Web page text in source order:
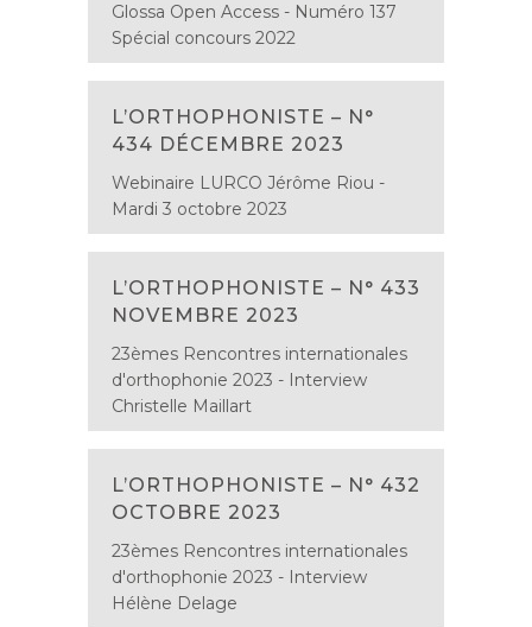
Glossa Open Access - Numéro 137
Spécial concours 2022
L’ORTHOPHONISTE – N°
434 DÉCEMBRE 2023
Webinaire LURCO Jérôme Riou -
Mardi 3 octobre 2023
L’ORTHOPHONISTE – N° 433
NOVEMBRE 2023
23èmes Rencontres internationales
d'orthophonie 2023 - Interview
Christelle Maillart
L’ORTHOPHONISTE – N° 432
OCTOBRE 2023
23èmes Rencontres internationales
d'orthophonie 2023 - Interview
Hélène Delage